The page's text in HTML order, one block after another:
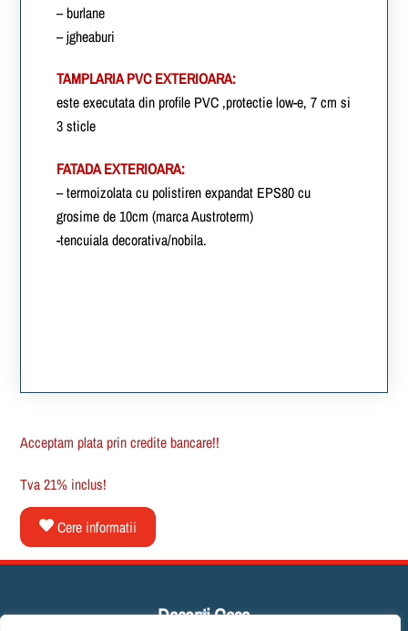
– burlane
– jgheaburi
TAMPLARIA PVC EXTERIOARA:
este executata din profile PVC ,protectie low-e, 7 cm si
3 sticle
FATADA EXTERIOARA:
– termoizolata cu polistiren expandat EPS80 cu
grosime de 10cm (marca Austroterm)
-tencuiala decorativa/nobila.
Acceptam plata prin credite bancare!!
Tva 21% inclus!
Cere informatii
Back
Daconti Casa